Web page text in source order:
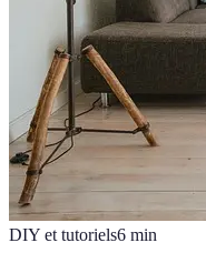
DIY et tutoriels6 min